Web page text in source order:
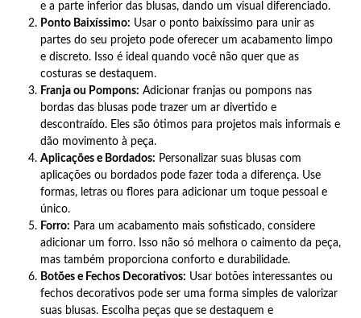
e a parte inferior das blusas, dando um visual diferenciado.
Ponto Baixíssimo: Usar o ponto baixíssimo para unir as
partes do seu projeto pode oferecer um acabamento limpo
e discreto. Isso é ideal quando você não quer que as
costuras se destaquem.
Franja ou Pompons: Adicionar franjas ou pompons nas
bordas das blusas pode trazer um ar divertido e
descontraído. Eles são ótimos para projetos mais informais e
dão movimento à peça.
Aplicações e Bordados: Personalizar suas blusas com
aplicações ou bordados pode fazer toda a diferença. Use
formas, letras ou flores para adicionar um toque pessoal e
único.
Forro: Para um acabamento mais sofisticado, considere
adicionar um forro. Isso não só melhora o caimento da peça,
mas também proporciona conforto e durabilidade.
Botões e Fechos Decorativos: Usar botões interessantes ou
fechos decorativos pode ser uma forma simples de valorizar
suas blusas. Escolha peças que se destaquem e